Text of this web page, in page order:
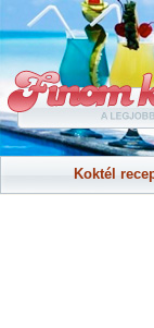
Koktél